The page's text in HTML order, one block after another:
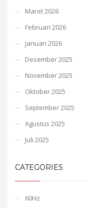
Maret 2026
Februari 2026
Januari 2026
Desember 2025
November 2025
Oktober 2025
September 2025
Agustus 2025
Juli 2025
CATEGORIES
60Hz